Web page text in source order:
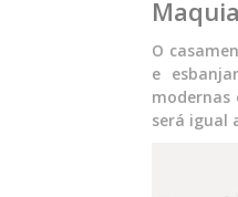
O
e
modernas
será igual